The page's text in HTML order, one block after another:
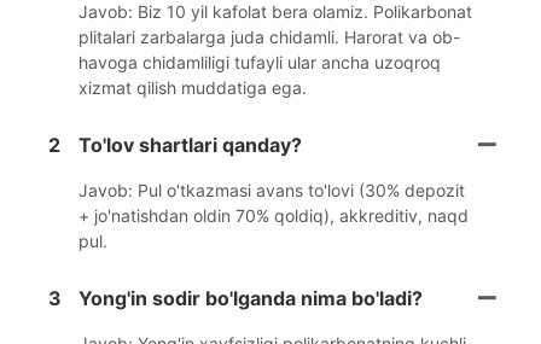
Javob: Biz 10 yil kafolat bera olamiz. Polikarbonat
plitalari zarbalarga juda chidamli. Harorat va ob-
havoga chidamliligi tufayli ular ancha uzoqroq
xizmat qilish muddatiga ega.
2 To'lov shartlari qanday?
Javob: Pul o'tkazmasi avans to'lovi (30% depozit
+ jo'natishdan oldin 70% qoldiq), akkreditiv, naqd
pul.
3 Yong'in sodir bo'lganda nima bo'ladi?